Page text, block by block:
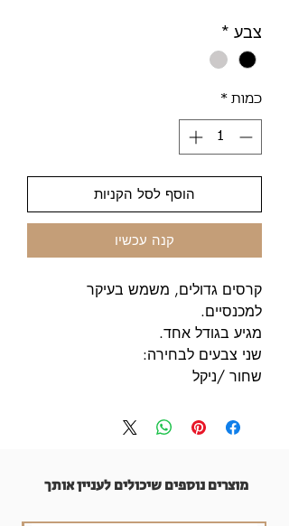
צבע *
כמות *
הוסף לסל הקניות
קנה עכשיו
קרסים גדולים, משמש בעיקר
למכנסיים.
מגיע בגודל אחד.
שני צבעים לבחירה:
שחור /ניקל
מוצרים נוספים שיכולים לעניין אותך